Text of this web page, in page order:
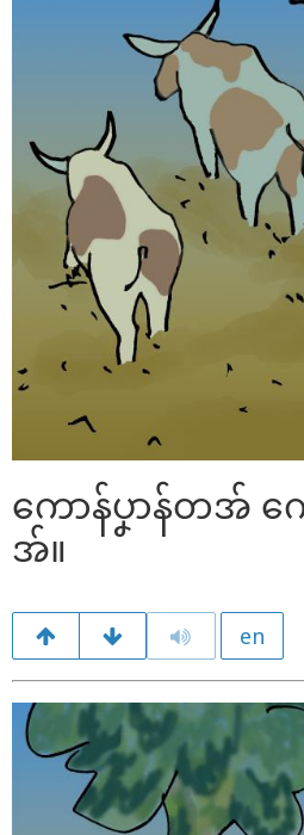
ကောန်ပၞာန်တအ်
အ်။
en